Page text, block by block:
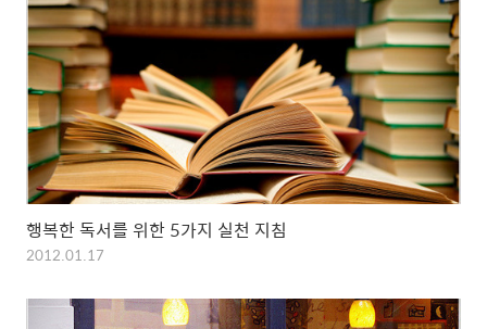
행복한 독서를 위한 5가지 실천 지침
2012.01.17